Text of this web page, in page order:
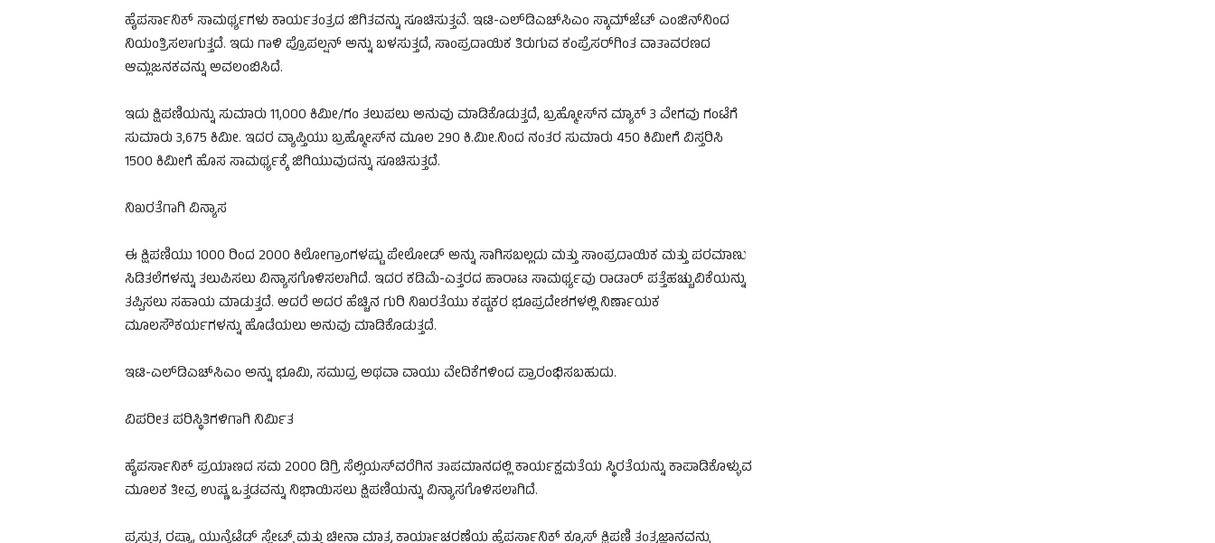
ಹೈಪರ್ಸಾನಿಕ್ ಸಾಮರ್ಥ್ಯಗಳು ಕಾರ್ಯತಂತ್ರದ ಜಿಗಿತವನ್ನು ಸೂಚಿಸುತ್ತವೆ. ಇಟಿ-ಎಲ್‌ಡಿಎಚ್‌ಸಿಎಂ ಸ್ಕಾಮ್‌ಜೆಟ್ ಎಂಜಿನ್‌ನಿಂದ
ನಿಯಂತ್ರಿಸಲಾಗುತ್ತದೆ. ಇದು ಗಾಳಿ ಪ್ರೊಪಲ್ಷನ್ ಅನ್ನು ಬಳಸುತ್ತದೆ, ಸಾಂಪ್ರದಾಯಿಕ ತಿರುಗುವ ಕಂಪ್ರೆಸರ್‌ಗಿಂತ ವಾತಾವರಣದ
ಆಮ್ಲಜನಕವನ್ನು ಅವಲಂಬಿಸಿದೆ.
ಇದು ಕ್ಷಿಪಣಿಯನ್ನು ಸುಮಾರು 11,000 ಕಿಮೀ/ಗಂ ತಲುಪಲು ಅನುವು ಮಾಡಿಕೊಡುತ್ತದೆ, ಬ್ರಹ್ಮೋಸ್‌ನ ಮ್ಯಾಕ್ 3 ವೇಗವು ಗಂಟೆಗೆ
ಸುಮಾರು 3,675 ಕಿಮೀ. ಇದರ ವ್ಯಾಪ್ತಿಯು ಬ್ರಹ್ಮೋಸ್‌ನ ಮೂಲ 290 ಕಿ.ಮೀ.ನಿಂದ ನಂತರ ಸುಮಾರು 450 ಕಿಮೀಗೆ ವಿಸ್ತರಿಸಿ
1500 ಕಿಮೀಗೆ ಹೊಸ ಸಾಮರ್ಥ್ಯಕ್ಕೆ ಜಿಗಿಯುವುದನ್ನು ಸೂಚಿಸುತ್ತದೆ.
ನಿಖರತೆಗಾಗಿ ವಿನ್ಯಾಸ
ಈ ಕ್ಷಿಪಣಿಯು 1000 ರಿಂದ 2000 ಕಿಲೋಗ್ರಾಂಗಳಷ್ಟು ಪೇಲೋಡ್ ಅನ್ನು ಸಾಗಿಸಬಲ್ಲದು ಮತ್ತು ಸಾಂಪ್ರದಾಯಿಕ ಮತ್ತು ಪರಮಾಣು
ಸಿಡಿತಲೆಗಳನ್ನು ತಲುಪಿಸಲು ವಿನ್ಯಾಸಗೊಳಿಸಲಾಗಿದೆ. ಇದರ ಕಡಿಮೆ-ಎತ್ತರದ ಹಾರಾಟ ಸಾಮರ್ಥ್ಯವು ರಾಡಾರ್ ಪತ್ತೆಹಚ್ಚುವಿಕೆಯನ್ನು
ತಪ್ಪಿಸಲು ಸಹಾಯ ಮಾಡುತ್ತದೆ. ಆದರೆ ಅದರ ಹೆಚ್ಚಿನ ಗುರಿ ನಿಖರತೆಯು ಕಷ್ಟಕರ ಭೂಪ್ರದೇಶಗಳಲ್ಲಿ ನಿರ್ಣಾಯಕ
ಮೂಲಸೌಕರ್ಯಗಳನ್ನು ಹೊಡೆಯಲು ಅನುವು ಮಾಡಿಕೊಡುತ್ತದೆ.
ಇಟಿ-ಎಲ್‌ಡಿಎಚ್‌ಸಿಎಂ ಅನ್ನು ಭೂಮಿ, ಸಮುದ್ರ ಅಥವಾ ವಾಯು ವೇದಿಕೆಗಳಿಂದ ಪ್ರಾರಂಭಿಸಬಹುದು.
ವಿಪರೀತ ಪರಿಸ್ಥಿತಿಗಳಿಗಾಗಿ ನಿರ್ಮಿತ
ಹೈಪರ್ಸಾನಿಕ್ ಪ್ರಯಾಣದ ಸಮ 2000 ಡಿಗ್ರಿ ಸೆಲ್ಸಿಯಸ್‌ವರೆಗಿನ ತಾಪಮಾನದಲ್ಲಿ ಕಾರ್ಯಕ್ಷಮತೆಯ ಸ್ಥಿರತೆಯನ್ನು ಕಾಪಾಡಿಕೊಳ್ಳುವ
ಮೂಲಕ ತೀವ್ರ ಉಷ್ಣ ಒತ್ತಡವನ್ನು ನಿಭಾಯಿಸಲು ಕ್ಷಿಪಣಿಯನ್ನು ವಿನ್ಯಾಸಗೊಳಿಸಲಾಗಿದೆ.